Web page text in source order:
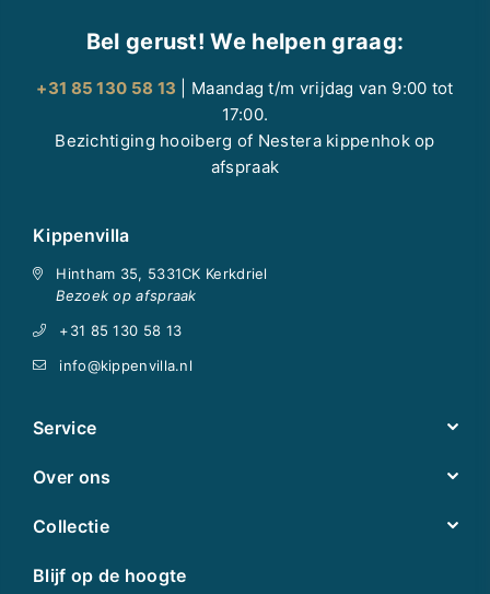
Bel gerust! We helpen graag:
+31 85 130 58 13 | Maandag t/m vrijdag van 9:00 tot
17:00.
Bezichtiging hooiberg of Nestera kippenhok op
afspraak
Kippenvilla
Hintham 35, 5331CK Kerkdriel
Bezoek op afspraak
+31 85 130 58 13
info@kippenvilla.nl
Service
Over ons
Collectie
Blijf op de hoogte